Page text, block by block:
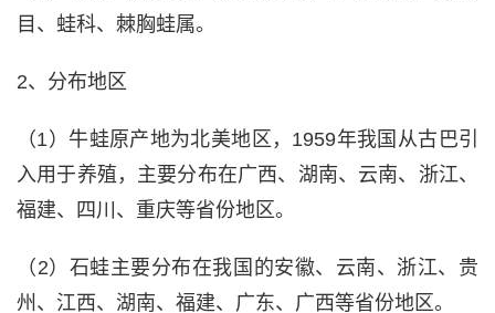
目、蛙科、棘胸蛙属。
2、分布地区
（1）牛蛙原产地为北美地区，1959年我国从古巴引
入用于养殖，主要分布在广西、湖南、云南、浙江、
福建、四川、重庆等省份地区。
（2）石蛙主要分布在我国的安徽、云南、浙江、贵
州、江西、湖南、福建、广东、广西等省份地区。